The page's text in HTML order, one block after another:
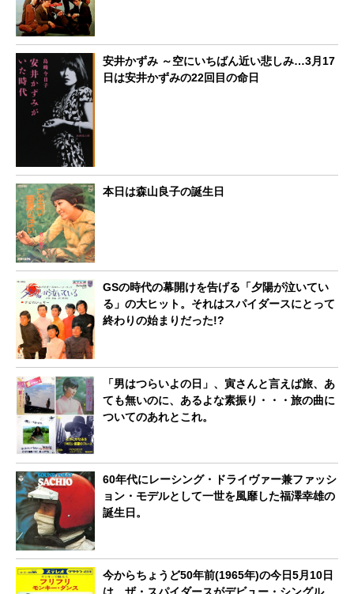
安井かずみ ～空にいちばん近い悲しみ…3月17
日は安井かずみの22回目の命日
本日は森山良子の誕生日
GSの時代の幕開けを告げる「夕陽が泣いてい
る」の大ヒット。それはスパイダースにとって
終わりの始まりだった!?
「男はつらいよの日」、寅さんと言えば旅、あ
ても無いのに、あるよな素振り・・・旅の曲に
ついてのあれとこれ。
60年代にレーシング・ドライヴァー兼ファッシ
ョン・モデルとして一世を風靡した福澤幸雄の
誕生日。
今からちょうど50年前(1965年)の今日5月10日